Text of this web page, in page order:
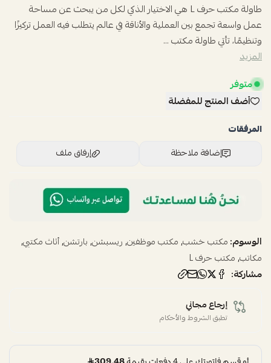
طاولة مكتب حرف L هي الاختيار الذكي لكل من يبحث عن مساحة
عمل واسعة تجمع بين العملية والأناقة في عالم يتطلب فيه العمل تركيزًا
وتنظيمًا، تأتي طاولة مكتب ...
المزيد
متوفر
أضف المنتج للمفضلة
المرفقات
إضافة ملاحظة
إرفاق ملف
اسحب و افلت الملف هنا
الوسوم:مكتب خشب,مكتب موظفين,ريسبشن,بارتشن,أثاث مكتبي,
مكاتب,مكتب حرف L
مشاركة:
إرجاع مجاني
تطبق الشروط والأحكام